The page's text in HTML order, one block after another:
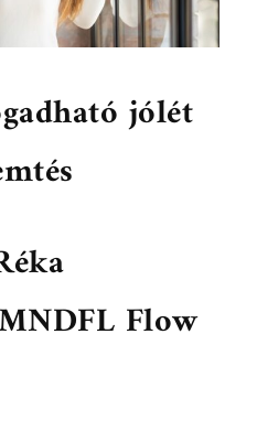
jólét
Flow